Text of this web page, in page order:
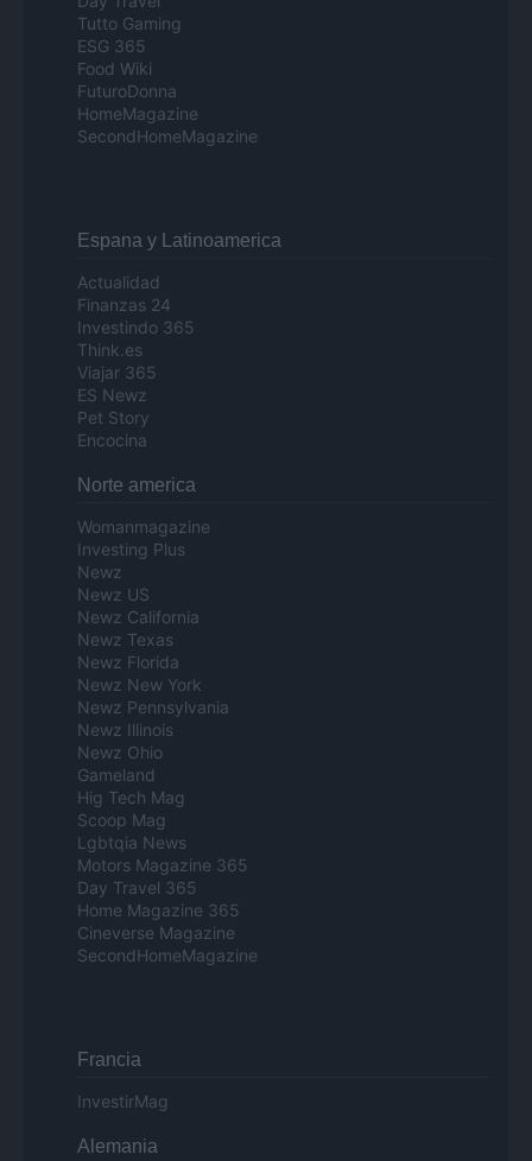
Tutto Gaming
ESG 365
Food Wiki
FuturoDonna
HomeMagazine
SecondHomeMagazine
Espana y Latinoamerica
Actualidad
Finanzas 24
Investindo 365
Think.es
Viajar 365
ES Newz
Pet Story
Encocina
Norte america
Womanmagazine
Investing Plus
Newz
Newz US
Newz California
Newz Texas
Newz Florida
Newz New York
Newz Pennsylvania
Newz Illinois
Newz Ohio
Gameland
Hig Tech Mag
Scoop Mag
Lgbtqia News
Motors Magazine 365
Day Travel 365
Home Magazine 365
Cineverse Magazine
SecondHomeMagazine
Francia
InvestirMag
Alemania